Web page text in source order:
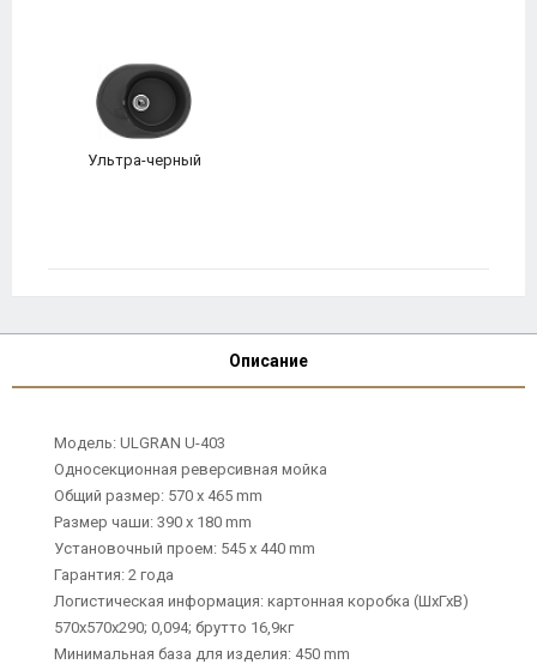
Ультра-черный
Описание
Модель: ULGRAN U-403
Односекционная реверсивная мойка
Общий размер: 570 х 465 mm
Размер чаши: 390 х 180 mm
Установочный проем: 545 х 440 mm
Гарантия: 2 года
Логистическая информация: картонная коробка (ШхГхВ)
570х570х290; 0,094; брутто 16,9кг
Минимальная база для изделия: 450 mm